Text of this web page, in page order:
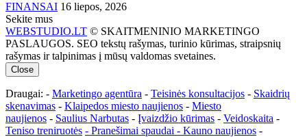
FINANSAI 16 liepos, 2026
Sekite mus
WEBSTUDIO.LT © SKAITMENINIO MARKETINGO
PASLAUGOS. SEO tekstų rašymas, turinio kūrimas, straipsnių
rašymas ir talpinimas į mūsų valdomas svetaines.
Close
Draugai: - Marketingo agentūra - Teisinės konsultacijos - Skaidrių
skenavimas - Klaipedos miesto naujienos - Miesto
naujienos - Saulius Narbutas - Įvaizdžio kūrimas - Veidoskaita -
Teniso treniruotės - Pranešimai spaudai - Kauno naujienos -